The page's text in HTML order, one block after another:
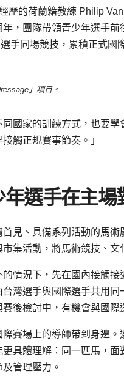
歷的荷蘭籍教練 Philip
，團隊帶領青少年選手前
手同場競技，累積正式國
」項目。
國家的訓練方式，也要學
觸正規賽事節奏。」
選手在主場
見、具備系列活動的馬術
集活動，將馬術競技、文
情況下，先在國內接觸接
灣選手與國際選手共用同
後檢討中，有機會與國際
賽場上的導師帶到身邊。
具體理解：同一匹馬，面
管理壓力。